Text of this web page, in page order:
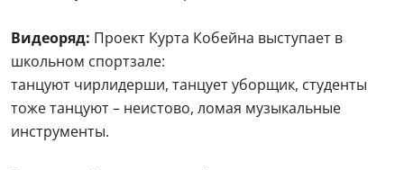
Видеоряд: Проект Курта Кобейна выступает в
школьном спортзале:
танцуют чирлидерши, танцует уборщик, студенты
тоже танцуют – неистово, ломая музыкальные
инструменты.